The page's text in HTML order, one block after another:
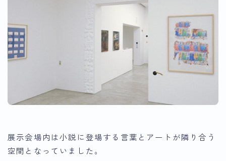
展示会場内は小説に登場する言葉とアートが隣り合う
空間となっていました。